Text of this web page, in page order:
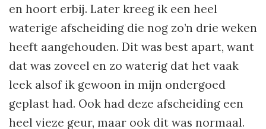
en hoort erbij. Later kreeg ik een heel
waterige afscheiding die nog zo’n drie weken
heeft aangehouden. Dit was best apart, want
dat was zoveel en zo waterig dat het vaak
leek alsof ik gewoon in mijn ondergoed
geplast had. Ook had deze afscheiding een
heel vieze geur, maar ook dit was normaal.